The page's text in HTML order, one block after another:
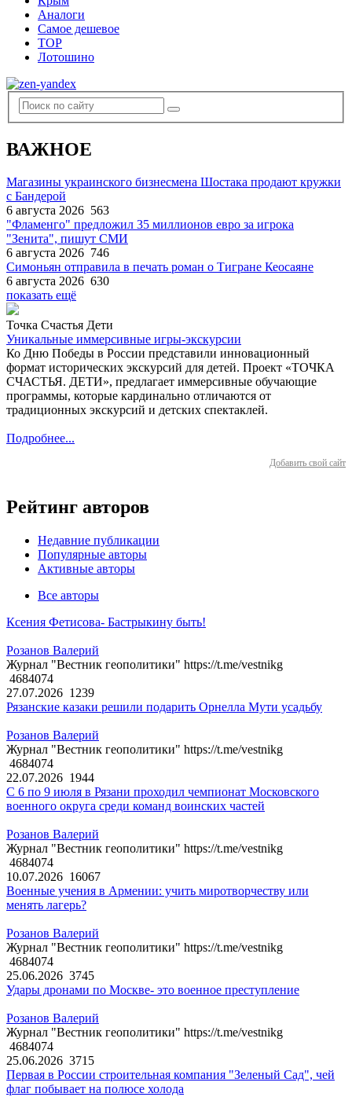
Аналоги
Самое дешевое
TOP
Лотошино
ВАЖНОЕ
Магазины украинского бизнесмена Шостака продают кружки
с Бандерой
6 августа 2026 563
"Фламенго" предложил 35 миллионов евро за игрока
"Зенита", пишут СМИ
6 августа 2026 746
Симоньян отправила в печать роман о Тигране Кеосаяне
6 августа 2026 630
показать ещё
Точка Счастья Дети
Уникальные иммерсивные игры-экскурсии
Ко Дню Победы в России представили инновационный
формат исторических экскурсий для детей. Проект «ТОЧКА
СЧАСТЬЯ. ДЕТИ», предлагает иммерсивные обучающие
программы, которые кардинально отличаются от
традиционных экскурсий и детских спектаклей.
Подробнее...
Добавить свой сайт
Рейтинг авторов
Недавние публикации
Популярные авторы
Активные авторы
Все авторы
Ксения Фетисова- Бастрыкину быть!
Розанов Валерий
Журнал "Вестник геополитики" https://t.me/vestnikg
4684074
27.07.2026 1239
Рязанские казаки решили подарить Орнелла Мути усадьбу
Розанов Валерий
Журнал "Вестник геополитики" https://t.me/vestnikg
4684074
22.07.2026 1944
С 6 по 9 июля в Рязани проходил чемпионат Московского
военного округа среди команд воинских частей
Розанов Валерий
Журнал "Вестник геополитики" https://t.me/vestnikg
4684074
10.07.2026 16067
Военные учения в Армении: учить миротворчеству или
менять лагерь?
Розанов Валерий
Журнал "Вестник геополитики" https://t.me/vestnikg
4684074
25.06.2026 3745
Удары дронами по Москве- это военное преступление
Розанов Валерий
Журнал "Вестник геополитики" https://t.me/vestnikg
4684074
25.06.2026 3715
Первая в России строительная компания "Зеленый Сад", чей
флаг побывает на полюсе холода